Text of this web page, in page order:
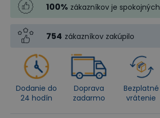
100% zákazníkov je spokojných
754 zákazníkov zakúpilo
Dodanie do
24 hodín
Doprava
zadarmo
Bezplatné
vrátenie